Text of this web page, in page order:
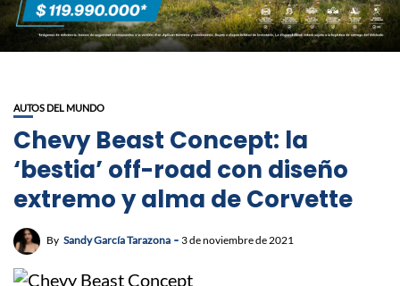
AUTOS DEL MUNDO
Chevy Beast Concept: la
‘bestia’ off-road con diseño
extremo y alma de Corvette
By Sandy García Tarazona 3 de noviembre de 2021